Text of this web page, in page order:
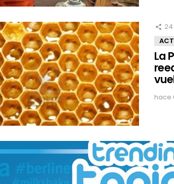
24
La
hace